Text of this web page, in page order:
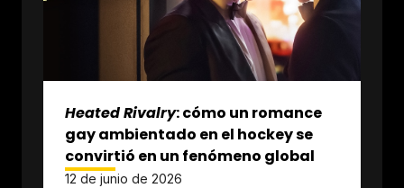
Heated Rivalry: cómo un romance
gay ambientado en el hockey se
convirtió en un fenómeno global
12 de junio de 2026